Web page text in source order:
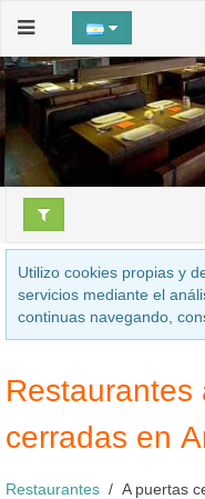
Utilizo cookies propias y
servicios mediante el
continuas navegando,
Restaurantes
cerradas en
Restaurantes A puertas